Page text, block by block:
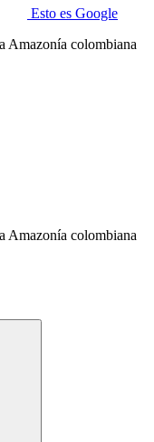
Esto es Google
Amazonía colombiana
Amazonía colombiana